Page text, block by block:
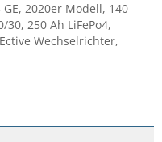
2020er Modell, 140
30, 250 Ah LiFePo4,
Wechselrichter,